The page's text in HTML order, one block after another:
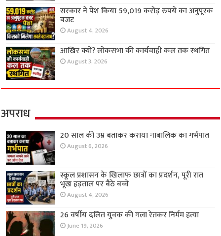
सरकार ने पेश किया 59,019 करोड़ रुपये का अनुपूरक
बजट
August 4, 2026
आखिर क्यों? लोकसभा की कार्यवाही कल तक स्थगित
August 3, 2026
अपराध
20 साल की उम्र बताकर कराया नाबालिक का गर्भपात
August 6, 2026
स्कूल प्रशासन के खिलाफ छात्रों का प्रदर्शन, पूरी रात
भूख हड़ताल पर बैठे बच्चे
August 4, 2026
26 वर्षीय दलित युवक की गला रेतकर निर्मम हत्या
June 19, 2026